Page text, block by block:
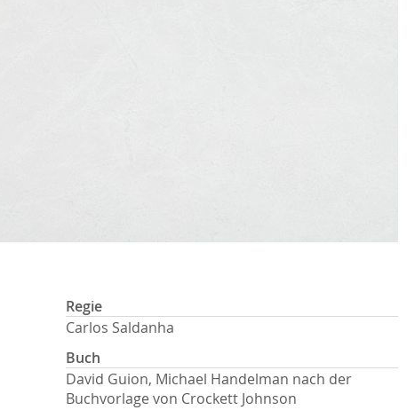
Regie
Carlos Saldanha
Buch
David Guion, Michael Handelman nach der
Buchvorlage von Crockett Johnson